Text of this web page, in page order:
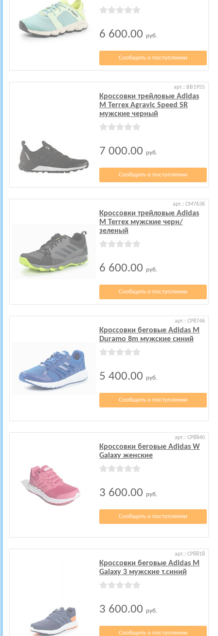
6 600.00 руб.
Сообщить о поступлении
арт.: BB1955
Кроссовки трейловые Adidas
M Terrex Agravic Speed SR
мужские черный
7 000.00 руб.
Сообщить о поступлении
арт.: CM7636
Кроссовки трейловые Adidas
M Terrex мужские черн/
зеленый
6 600.00 руб.
Сообщить о поступлении
арт.: CP8746
Кроссовки беговые Adidas M
Duramo 8m мужские синий
5 400.00 руб.
Сообщить о поступлении
арт.: CP8840
Кроссовки беговые Adidas W
Galaxy женские
3 600.00 руб.
Сообщить о поступлении
арт.: CP8818
Кроссовки беговые Adidas M
Galaxy 3 мужские т.синий
3 600.00 руб.
Сообщить о поступлении